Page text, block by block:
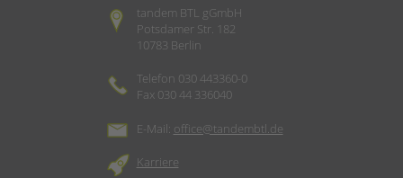
tandem BTL gGmbH
Potsdamer Str. 182
10783 Berlin
Telefon 030 443360-0
Fax 030 44 336040
E-Mail: office@tandembtl.de
Karriere